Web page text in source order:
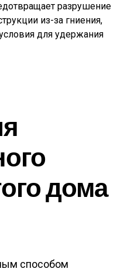
разрушение
из-за гниения,
для удержания
дома
способом